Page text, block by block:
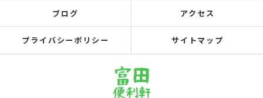
ブログ アクセス
プライバシーポリシー サイトマップ